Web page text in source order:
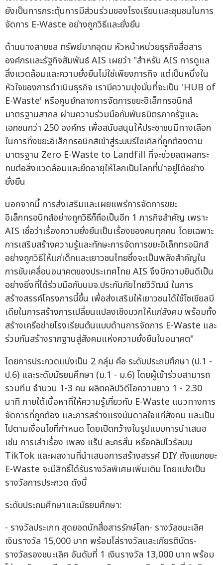
ยังเป็นการกระตุ้นการมีส่วนร่วมของโรงเรียนและชุมชนในการ
จัดการ E-Waste อย่างถูกวิธีและยั่งยืน
ด้านนางสายชล ทรัพย์มากอุดม หัวหน้าหน่วยธุรกิจสื่อสาร
องค์กรและรัฐกิจสัมพันธ์ AIS เผยว่า "สำหรับ AIS การดูแล
สิ่งแวดล้อมและความยั่งยืนไม่ใช่เพียงภารกิจ แต่เป็นหนึ่งใน
หัวใจของการดำเนินธุรกิจ เรามีความมุ่งมั่นที่จะเป็น 'HUB of
E-Waste' หรือศูนย์กลางการจัดการขยะอิเล็กทรอนิกส์
มาตรฐานสากล ผ่านความร่วมมือกับพันธมิตรภาครัฐและ
เอกชนกว่า 250 องค์กร เพื่อสนับสนุนให้ประชาชนมีทางเลือก
ในการทิ้งขยะอิเล็กทรอนิกส์เข้าสู่ระบบรีไซเคิลที่ถูกต้องตาม
มาตรฐาน Zero E-Waste to Landfill ที่จะช่วยลดผลกระ
ทบต่อสิ่งแวดล้อมและยืดอายุให้โลกเป็นโลกที่น่าอยู่ได้อย่าง
ยั่งยืน
นอกจากนี้ การส่งเสริมและเผยแพร่การจัดการขยะ
อิเล็กทรอนิกส์อย่างถูกวิธีก็ถือเป็นอีก 1 ภารกิจสำคัญ เพราะ
AIS เชื่อว่าเรื่องความยั่งยืนเป็นเรื่องของคนทุกคน โดยเฉพาะ
การเสริมสร้างความรู้และทักษะการจัดการขยะอิเล็กทรอนิกส์
อย่างถูกวิธีให้แก่เด็กและเยาวชนไทยซึ่งจะเป็นพลังสำคัญใน
การขับเคลื่อนอนาคตของประเทศไทย AIS จึงมีความยินดีเป็น
อย่างยิ่งที่ได้ร่วมมือกับบมจ.ประกันภัยไทยวิวัฒน์ ในการ
สร้างสรรค์โครงการนี้ขึ้น เพื่อส่งเสริมให้เยาวชนได้ใช้โซเชียลมี
เดียในการสร้างการเปลี่ยนแปลงเชิงบวกให้แก่สังคม พร้อมทั้ง
สร้างเครือข่ายโรงเรียนต้นแบบด้านการจัดการ E-Waste และ
ร่วมกันสร้างรากฐานสู่สังคมแห่งความยั่งยืนในอนาคต"
โดยการประกวดแบ่งเป็น 2 กลุ่ม คือ ระดับประถมศึกษา (ป.1 -
ป.6) และระดับมัธยมศึกษา (ม.1 - ม.6) โดยผู้เข้าร่วมสามารถ
รวมทีม จำนวน 1-3 คน ผลิตคลิปวิดีโอความยาว 1 - 2.30
นาที ภายใต้เนื้อหาที่ให้ความรู้เกี่ยวกับ E-Waste แนวทางการ
จัดการที่ถูกต้อง และการสร้างแรงบันดาลใจแก่สังคม และเป็น
ไปตามเงื่อนไขที่กำหนด โดยเปิดกว้างในรูปแบบการนำเสนอ
เช่น การเล่าเรื่อง เพลง แร็ป ละครสั้น หรือคลิปไวรัลบน
TikTok และผลงานที่นำเสนอการสร้างสรรค์ DIY ถังแยกขยะ
E-Waste จะมีสิทธิ์ได้รับรางวัลพิเศษเพิ่มเติม โดยแบ่งเป็น
รางวัลการประกวด ดังนี้
ระดับประถมศึกษาและมัธยมศึกษา:
- รางวัลประเภท สุดยอดนักสื่อสารรักษ์โลก- รางวัลชนะเลิศ
เงินรางวัล 15,000 บาท พร้อมโล่รางวัลและเกียรติบัตร-
รางวัลรองชนะเลิศ อันดับที่ 1 เงินรางวัล 13,000 บาท พร้อม